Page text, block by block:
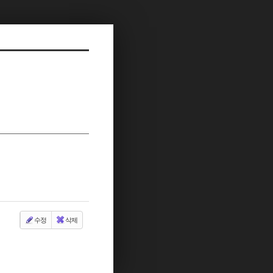
수정 삭제